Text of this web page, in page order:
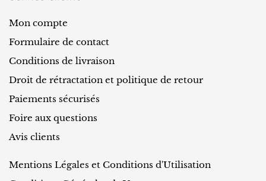
Mon compte
Formulaire de contact
Conditions de livraison
Droit de rétractation et politique de retour
Paiements sécurisés
Foire aux questions
Avis clients
Mentions Légales et Conditions d'Utilisation